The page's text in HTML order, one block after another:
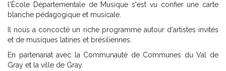
l'École Départementale de Musique s'est vu confier une carte
blanche pédagogique et musicale.
Il nous a concocté un riche programme autour d'artistes invités
et de musiques latines et brésiliennes.
En partenariat avec la Communauté de Communes du Val de
Gray et la ville de Gray.